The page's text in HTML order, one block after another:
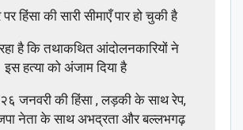
पर हिंसा की सारी सीमाएँ पार हो चुकी है
रहा है कि तथाकथित आंदोलनकारियों ने
इस हत्या को अंजाम दिया है
जनवरी की हिंसा , लड़की के साथ रेप,
नेता के साथ अभद्रता और बल्लभगढ़